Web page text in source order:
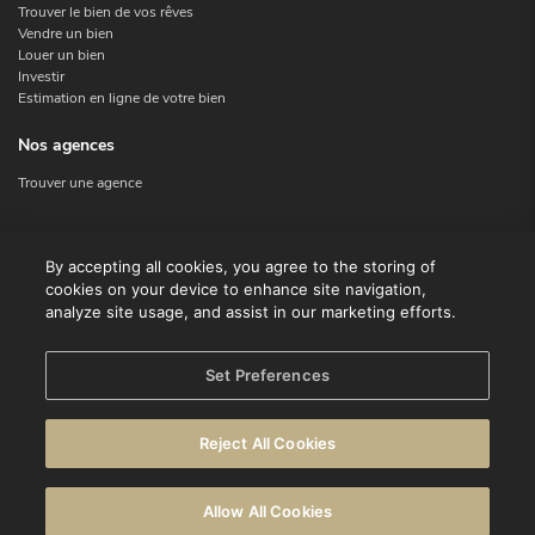
Trouver le bien de vos rêves
Vendre un bien
Louer un bien
Investir
Estimation en ligne de votre bien
Nos agences
Trouver une agence
Contact
Facebook
Déclaration de confidentialité
By accepting all cookies, you agree to the storing of
cookies on your device to enhance site navigation,
analyze site usage, and assist in our marketing efforts.
Set Preferences
Reject All Cookies
Allow All Cookies